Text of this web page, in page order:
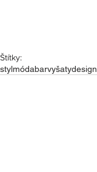
Štítky:
stylmódabarvyšatydesign